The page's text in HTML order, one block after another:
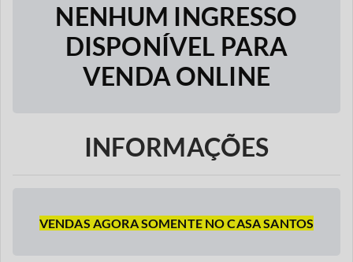
NENHUM INGRESSO
DISPONÍVEL PARA
VENDA ONLINE
INFORMAÇÕES
VENDAS AGORA SOMENTE NO CASA SANTOS